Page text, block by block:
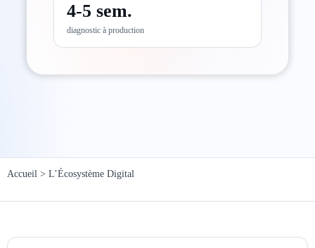
4-5 sem.
diagnostic à production
Accueil > L’Écosystème Digital